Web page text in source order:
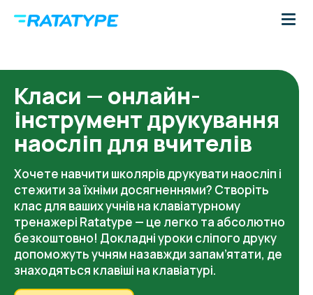
Класи — онлайн-
інструмент друкування
наосліп для вчителів
Хочете навчити школярів друкувати наосліп і
стежити за їхніми досягненнями? Створіть
клас для ваших учнів на клавіатурному
тренажері Ratatype — це легко та абсолютно
безкоштовно! Докладні уроки сліпого друку
допоможуть учням назавжди запам’ятати, де
знаходяться клавіші на клавіатурі.